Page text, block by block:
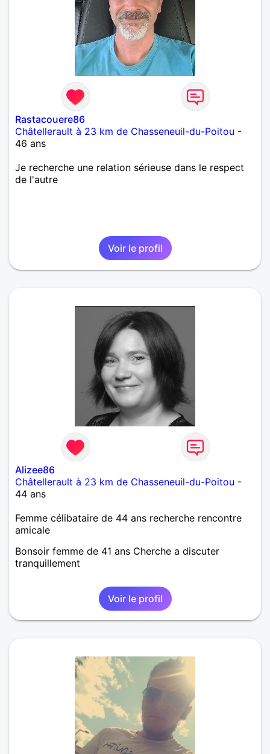
Rastacouere86
Châtellerault à 23 km de Chasseneuil-du-Poitou -
46 ans
Je recherche une relation sérieuse dans le respect
de l'autre
Voir le profil
Alizee86
Châtellerault à 23 km de Chasseneuil-du-Poitou -
44 ans
Femme célibataire de 44 ans recherche rencontre
amicale
Bonsoir femme de 41 ans Cherche a discuter
tranquillement
Voir le profil